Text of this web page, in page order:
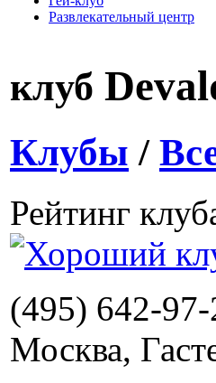
Развлекательный центр
клуб
Клубы /
Рейтинг
(495) 642-97-
Москва,